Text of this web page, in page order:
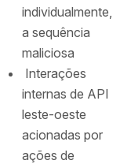
individualmente,
a sequência
maliciosa
Interações
internas de API
leste-oeste
acionadas por
ações de